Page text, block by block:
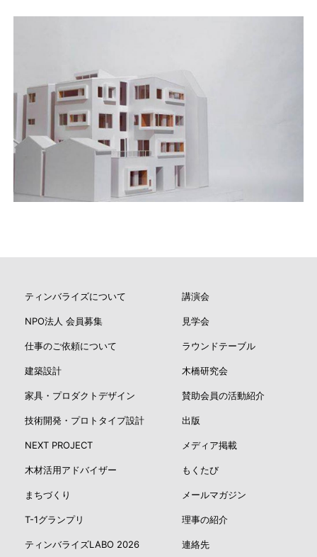
ティンバライズについて
NPO法人 会員募集
仕事のご依頼について
建築設計
家具・プロダクトデザイン
技術開発・プロトタイプ設計
NEXT PROJECT
木材活用アドバイザー
まちづくり
T-1グランプリ
ティンバライズLABO 2026
講演会
見学会
ラウンドテーブル
木橋研究会
賛助会員の活動紹介
出版
メディア掲載
もくたび
メールマガジン
理事の紹介
連絡先